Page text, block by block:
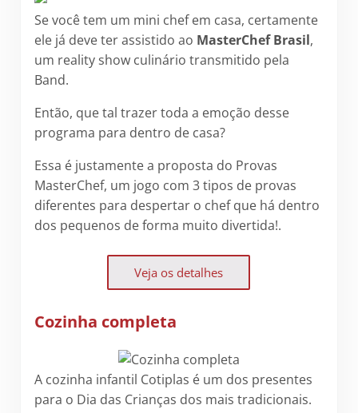
Se você tem um mini chef em casa, certamente
ele já deve ter assistido ao MasterChef Brasil,
um reality show culinário transmitido pela
Band.
Então, que tal trazer toda a emoção desse
programa para dentro de casa?
Essa é justamente a proposta do Provas
MasterChef, um jogo com 3 tipos de provas
diferentes para despertar o chef que há dentro
dos pequenos de forma muito divertida!.
Veja os detalhes
Cozinha completa
A cozinha infantil Cotiplas é um dos presentes
para o Dia das Crianças dos mais tradicionais.